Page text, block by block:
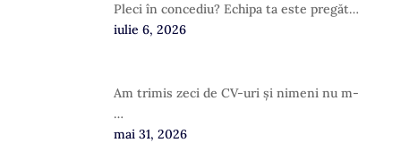
Pleci în concediu? Echipa ta este pregăt…
iulie 6, 2026
Am trimis zeci de CV-uri și nimeni nu m-
…
mai 31, 2026